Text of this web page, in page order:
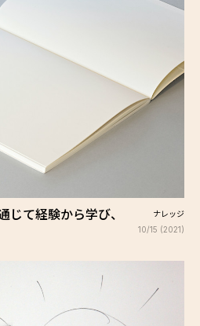
じて経験から学び、
ナレッジ
10/15 (2021)